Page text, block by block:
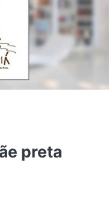
preta